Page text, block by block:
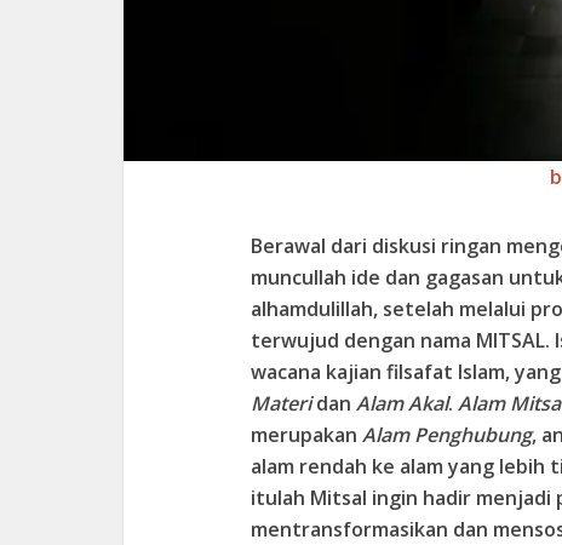
Berawal dari diskusi ringan
muncullah ide dan gagasan
alhamdulillah, setelah melalui
terwujud dengan nama MITSAL.
wacana kajian filsafat Islam,
Materidan Alam Akal. Alam
merupakan Alam Penghubung,
alam rendah ke alam yang
itulah Mitsal ingin hadir menjadi
mentransformasikan dan